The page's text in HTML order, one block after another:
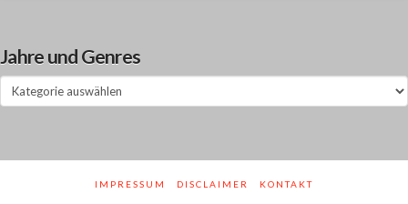
Jahre und Genres
Jahre
und
IMPRESSUM DISCLAIMER KONTAKT